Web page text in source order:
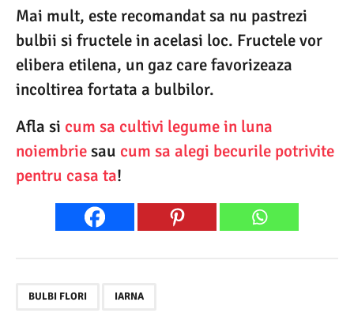
Mai mult, este recomandat sa nu pastrezi
bulbii si fructele in acelasi loc. Fructele vor
elibera etilena, un gaz care favorizeaza
incoltirea fortata a bulbilor.
Afla si cum sa cultivi legume in luna
noiembriesau cum sa alegi becurile potrivite
pentru casa ta!
BULBI FLORI IARNA